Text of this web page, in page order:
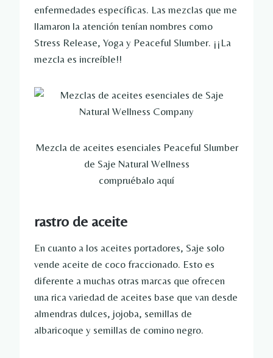
enfermedades específicas. Las mezclas que me
llamaron la atención tenían nombres como
Stress Release, Yoga y Peaceful Slumber. ¡¡La
mezcla es increíble!!
Mezcla de aceites esenciales Peaceful Slumber
de Saje Natural Wellness
compruébalo aquí
rastro de aceite
En cuanto a los aceites portadores, Saje solo
vende aceite de coco fraccionado. Esto es
diferente a muchas otras marcas que ofrecen
una rica variedad de aceites base que van desde
almendras dulces, jojoba, semillas de
albaricoque y semillas de comino negro.